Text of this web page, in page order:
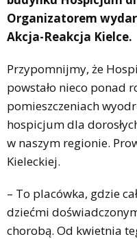
Organizatorem
Akcja-Reakcja Kielce.
Przypomnijmy, że
powstało nieco ponad
pomieszczeniach
hospicjum dla
w naszym regionie.
Kieleckiej.
– To placówka, gdzie
dziećmi
chorobą. Od kwietnia